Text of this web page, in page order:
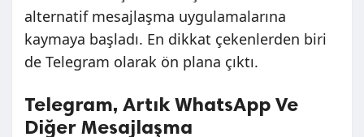
alternatif mesajlaşma uygulamalarına
kaymaya başladı. En dikkat çekenlerden biri
de Telegram olarak ön plana çıktı.
Telegram, Artık WhatsApp Ve
Diğer Mesajlaşma